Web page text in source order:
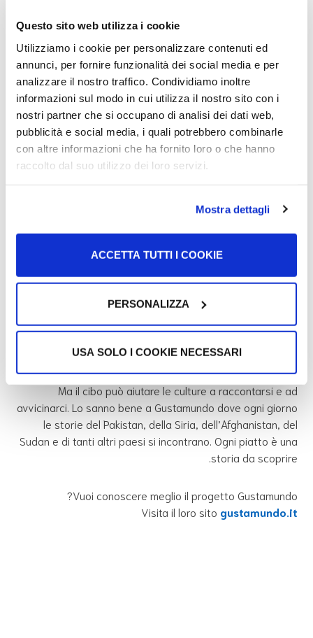
Questo sito web utilizza i cookie
Utilizziamo i cookie per personalizzare contenuti ed
annunci, per fornire funzionalità dei social media e per
analizzare il nostro traffico. Condividiamo inoltre
informazioni sul modo in cui utilizza il nostro sito con i
nostri partner che si occupano di analisi dei dati web,
pubblicità e social media, i quali potrebbero combinarle
con altre informazioni che ha fornito loro o che hanno
raccolto dal suo utilizzo dei loro servizi.
Mostra dettagli
ACCETTA TUTTI I COOKIE
PERSONALIZZA
USA SOLO I COOKIE NECESSARI
per fare la responsabile. Ad esempio come fare la spesa,
usare il computer per le attività amministrative e
coordinare gli altri membri del gruppo”.
L’obiettivo del progetto Gustamundo prevede non solo
insegnare a cucinare, ma anche rafforzare tutte quelle
competenze necessarie per lavorare nel settore della
ristorazione affinché i rifugiati possano diventare dei
piccoli imprenditori e avere un’indipendenza economica.
storie delle persone” afferma Dirluba
quando le chiediamo che cosa non funziona
succede in tanti posti.
Ma il cibo può aiutare le culture a raccontarsi e ad
avvicinarci. Lo sanno bene a Gustamundo dove ogni giorno
le storie del Pakistan, della Siria, dell’Afghanistan, del
Sudan e di tanti altri paesi si incontrano. Ogni piatto è una
storia da scoprire.
Vuoi conoscere meglio il progetto Gustamundo?
Visita il loro sito gustamundo.it